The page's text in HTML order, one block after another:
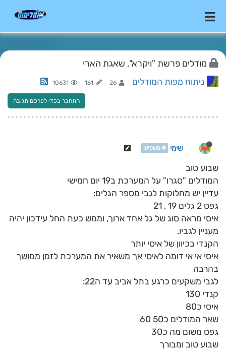
מודלים פרשת "ויקרא", שאגת הארי
ניתוח מפות המודלים 26
161
10631
התחבר בכדי לפרסם תגובה
שימי ❄️ משקיען
שבוע טוב
המודלים "סגרו" על המערכת ב19 יום חמישי
עדיין יש מחלוקות לגבי מספר הגלים:
גפס 2 גלים 19 , 21
איסי מראה סוג של גל אחד ארוך, וממש כעת החל עידכון יהיה
מעניין לגביו.
הקנדי בכיוון של איסי יותר
איסי אי אי דומה לאיסי אך משאיר את המערכת לזמן ממושך
בהרבה
לגבי משקעים כרגע בתל אביב עד ה22:
קנדי 130
איסי כ80
שאר המודלים כ50 60
גפס משום מה כ30
שבוע טוב ומבורך